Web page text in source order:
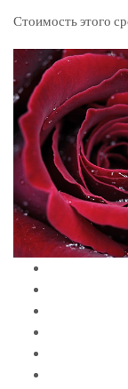
Стоимость этого